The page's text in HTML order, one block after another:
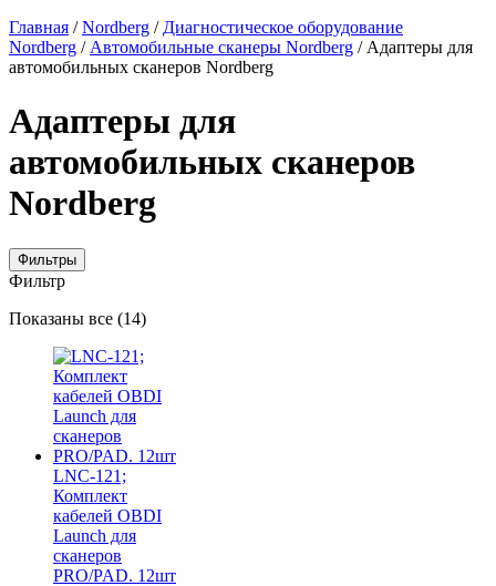
Главная /Nordberg / Диагностическое оборудование
Nordberg / Автомобильные сканеры Nordberg / Адаптеры для
автомобильных сканеров Nordberg
Адаптеры для
автомобильных сканеров
Nordberg
Фильтры
Фильтр
Показаны все (14)Цены:
LNC-121;
Комплект
кабелей OBDI
Launch для
сканеров
PRO/PAD. 12шт